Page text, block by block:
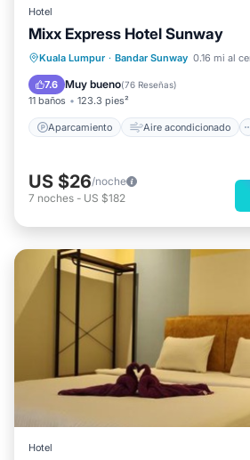
Hotel
Mixx Express Hotel Sunway
Kuala Lumpur · Bandar Sunway 0.16 mi al
7.6 Muy bueno(76 Reseñas)
11 baños 123.3 pies²
Aparcamiento Aire acondicionado
Aparcamiento
Aire
Internet
Apto para niños
US $26/noche
7 noches - US $182
Hotel